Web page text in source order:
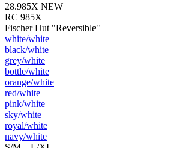
28.985X NEW
RC 985X
Fischer Hut "Reversible"
white/​white
black/​white
grey/​white
bottle/​white
orange/​white
red/​white
pink/​white
sky/​white
royal/​white
navy/​white